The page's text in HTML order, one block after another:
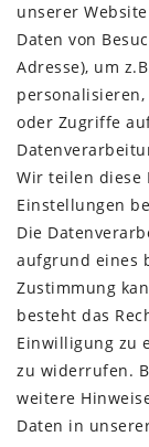
VERSAND +
Vorkasse (3%
Paypal
Kauf auf
Lastschrift
Kreditkarte
SOCIAL MEDIA
unserer
Daten von
Adresse), um
oder Zugriffe
Wir teilen diese
Einstellungen
Die
aufgrund eines
Zustimmung
besteht das
Einwilligung zu
zu widerrufen.
weitere
Daten in